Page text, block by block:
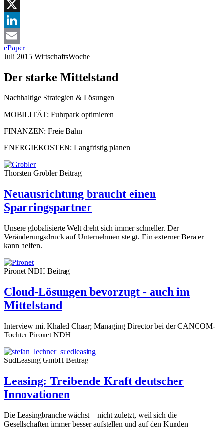
Facebook
X
LinkedIn
Email
ePaper
Juli 2015 WirtschaftsWoche
Der starke Mittelstand
Nachhaltige Strategien & Lösungen
MOBILITÄT: Fuhrpark optimieren
FINANZEN: Freie Bahn
ENERGIEKOSTEN: Langfristig planen
Thorsten GroblerBeitrag
Neuausrichtung braucht einen
Sparringspartner
Unsere globalisierte Welt dreht sich immer schneller. Der
Veränderungsdruck auf Unternehmen steigt. Ein externer Berater
kann helfen.
Pironet NDH Beitrag
Cloud-Lösungen bevorzugt - auch im
Mittelstand
Interview mit Khaled Chaar; Managing Director bei der CANCOM-
Tochter Pironet NDH
SüdLeasing GmbH Beitrag
Leasing: Treibende Kraft deutscher
Innovationen
Die Leasingbranche wächst – nicht zuletzt, weil sich die
Gesellschaften immer besser aufstellen und auf den Kunden